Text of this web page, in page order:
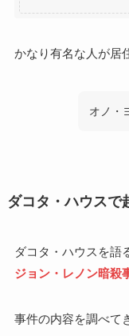
かなり有名な人が居
オノ・
ダコタ・ハウスで
ダコタ・ハウスを語
ジョン・レノン暗殺
事件の内容を調べて